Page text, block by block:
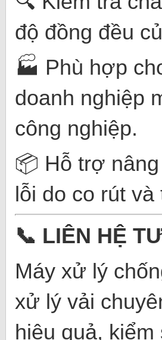
độ đồng đều
🏭 Phù hợp
doanh nghiệp
công nghiệp.
📦 Hỗ trợ
lỗi do co rút
📞 LIÊN HỆ
Máy xử lý
xử lý vải
hiệu quả,